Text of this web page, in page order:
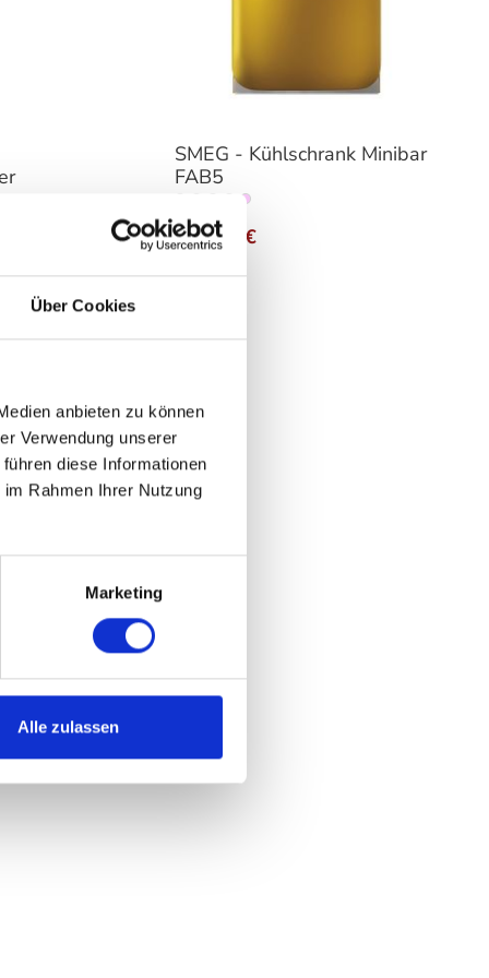
Über Cookies
anbieten zu können
Verwendung unserer
diese Informationen
Rahmen Ihrer Nutzung
Marketing
Alle zulassen
SMEG - Kühlschrank Minibar
FAB5
839,00 €
Variante